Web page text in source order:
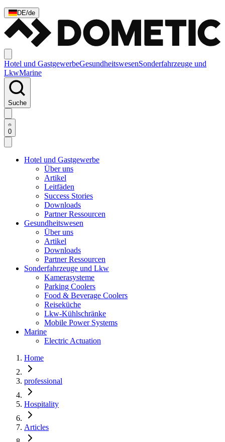
DE/de
Hotel und GastgewerbeGesundheitswesenSonderfahrzeuge und
LkwMarine
Suche
0
Hotel und Gastgewerbe
Über uns
Artikel
Leitfäden
Success Stories
Downloads
Partner Ressourcen
Gesundheitswesen
Über uns
Artikel
Downloads
Partner Ressourcen
Sonderfahrzeuge und Lkw
Kamerasysteme
Parking Coolers
Food & Beverage Coolers
Reiseküche
Lkw-Kühlschränke
Mobile Power Systems
Marine
Electric Actuation
Home
professional
Hospitality
Articles